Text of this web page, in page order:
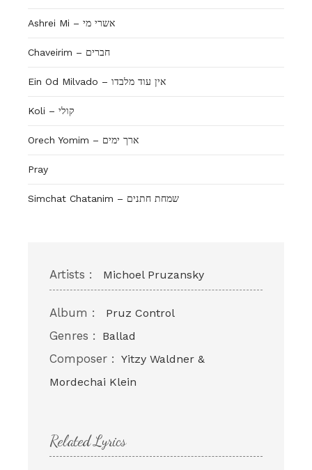
Ashrei Mi – אשרי מי
Chaveirim – חברים
Ein Od Milvado – אין עוד מלבדו
Koli – קולי
Orech Yomim – ארך ימים
Pray
Simchat Chatanim – שמחת חתנים
Artists : Michoel Pruzansky
Album : Pruz Control
Genres : Ballad
Composer : Yitzy Waldner &
Mordechai Klein
Related Lyrics